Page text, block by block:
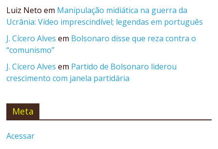
Luiz Neto em Manipulação midiática na guerra da
Ucrânia: Vídeo imprescindível; legendas em português
J. Cícero Alves em Bolsonaro disse que reza contra o
“comunismo”
J. Cícero Alves em Partido de Bolsonaro liderou
crescimento com janela partidária
Meta
Acessar